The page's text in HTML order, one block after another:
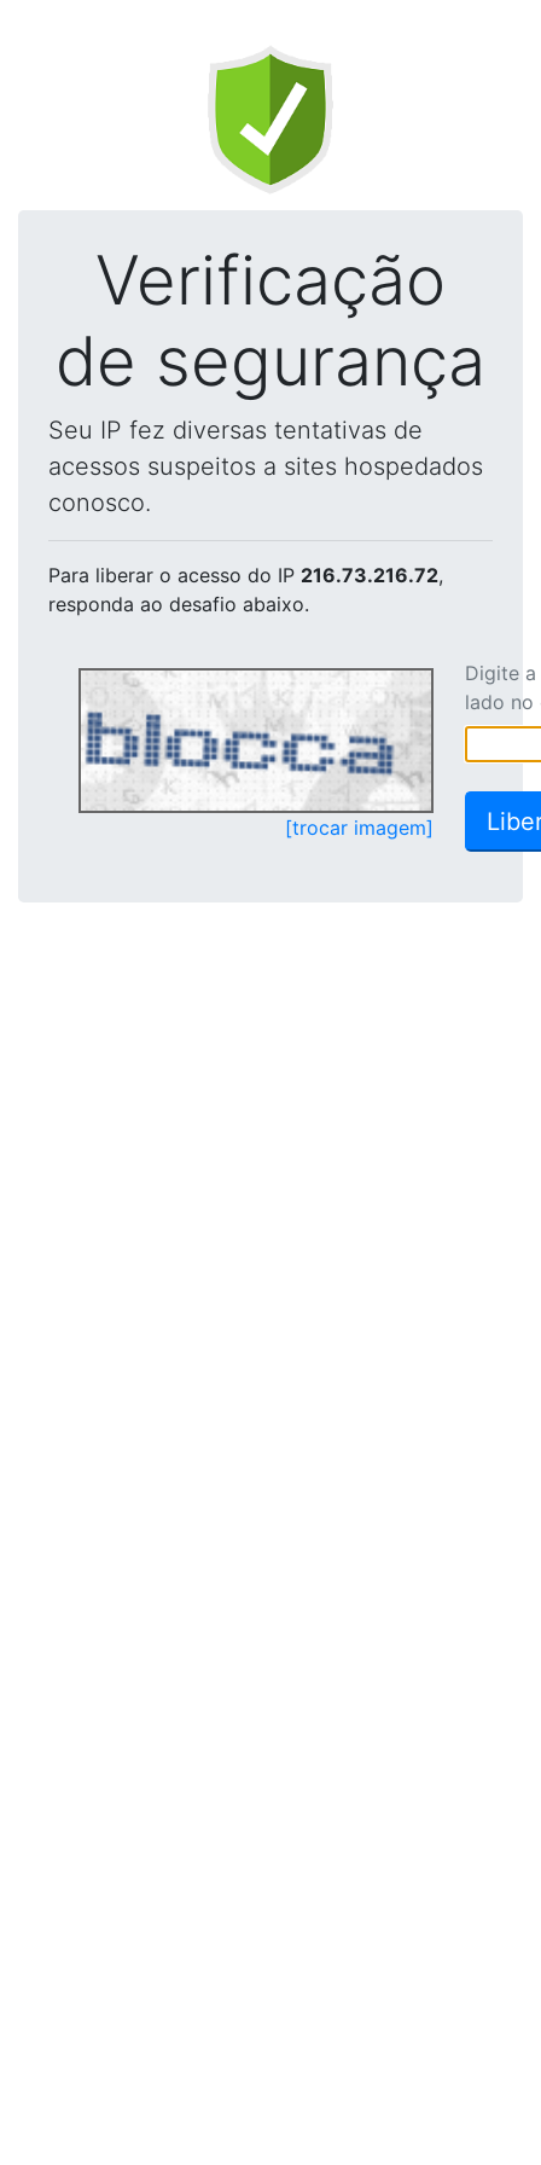
Verificação
de segurança
Seu IP fez diversas tentativas de
acessos suspeitos a sites hospedados
conosco.
Para liberar o acesso do IP 216.73.216.72,
responda ao desafio abaixo.
[trocar imagem]
Digite
lado no